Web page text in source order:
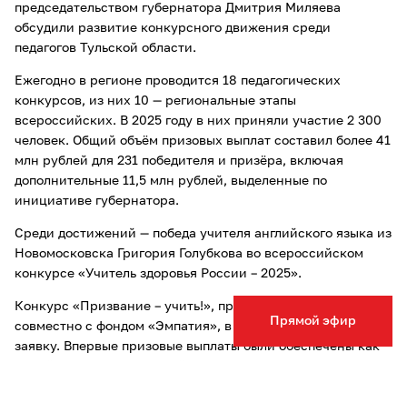
Прямой эфир
председательством губернатора Дмитрия Миляева
обсудили развитие конкурсного движения среди
педагогов Тульской области.
Ежегодно в регионе проводится 18 педагогических
конкурсов, из них 10 — региональные этапы
всероссийских. В 2025 году в них приняли участие 2 300
человек. Общий объём призовых выплат составил более 41
млн рублей для 231 победителя и призёра, включая
дополнительные 11,5 млн рублей, выделенные по
инициативе губернатора.
Среди достижений — победа учителя английского языка из
Новомосковска Григория Голубкова во всероссийском
конкурсе «Учитель здоровья России – 2025».
Конкурс «Призвание – учить!», проводимый с 2021 года
совместно с фондом «Эмпатия», в 2025 году собрал 901
заявку. Впервые призовые выплаты были обеспечены как